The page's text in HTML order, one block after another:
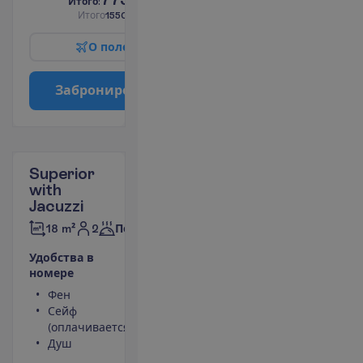
Итого1550.00
О поле
Заброниро
Superior
with
Jacuzzi
18 m² 2 Полупансион
Удобства в
номере
Фен
Сейф
(оплачивается)
Душ